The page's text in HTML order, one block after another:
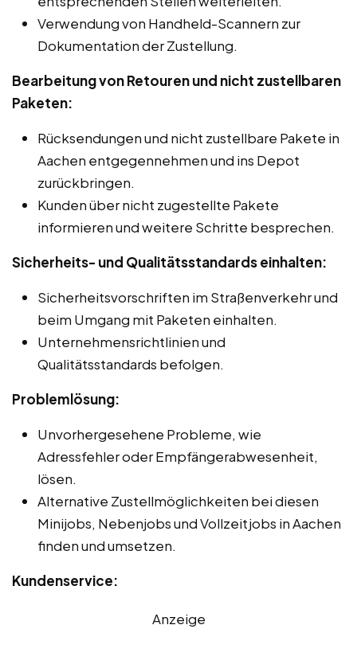
Verwendung von Handheld-Scannern zur
Dokumentation der Zustellung.
Bearbeitung von Retouren und nicht zustellbaren
Paketen:
Rücksendungen und nicht zustellbare Pakete in
Aachen entgegennehmen und ins Depot
zurückbringen.
Kunden über nicht zugestellte Pakete
informieren und weitere Schritte besprechen.
Sicherheits- und Qualitätsstandards einhalten:
Sicherheitsvorschriften im Straßenverkehr und
beim Umgang mit Paketen einhalten.
Unternehmensrichtlinien und
Qualitätsstandards befolgen.
Problemlösung:
Unvorhergesehene Probleme, wie
Adressfehler oder Empfängerabwesenheit,
lösen.
Alternative Zustellmöglichkeiten bei diesen
Minijobs, Nebenjobs und Vollzeitjobs in Aachen
finden und umsetzen.
Kundenservice:
Anzeige